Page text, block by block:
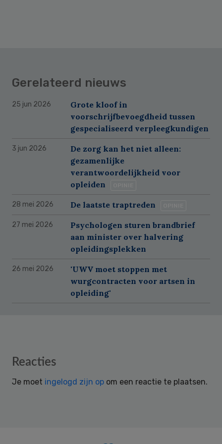
Gerelateerd nieuws
25 jun 2026
Grote kloof in
voorschrijfbevoegdheid tussen
gespecialiseerd verpleegkundigen
3 jun 2026
De zorg kan het niet alleen:
gezamenlijke
verantwoordelijkheid voor
opleiden
28 mei 2026 De laatste traptreden
27 mei 2026
Psychologen sturen brandbrief
aan minister over halvering
opleidingsplekken
26 mei 2026
'UWV moet stoppen met
wurgcontracten voor artsen in
opleiding'
Reader
Reacties
Je moet ingelogd zijn op om een reactie te plaatsen.